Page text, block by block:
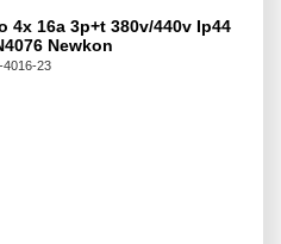
4x 16a 3p+t 380v/440v Ip44
Newkon
4016-23